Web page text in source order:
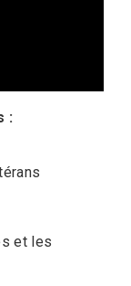
:
et les